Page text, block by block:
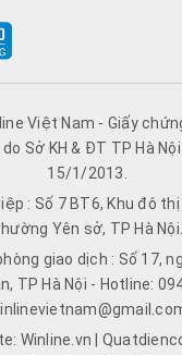
Việt Nam - Giấy
Sở KH & ĐT TP Hà
15/1/2013.
: Số 7 BT6, Khu đô
Yên sở, TP Hà Nội.
giao dịch : Số 17,
TP Hà Nội - Hotline:
Winline.vn |